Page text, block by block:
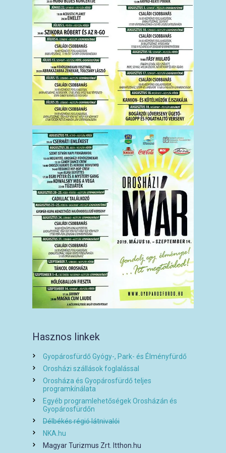
Hasznos linkek
Gyopárosfürdő Gyógy-, Park- és Élményfürdő
Orosházi szállások foglalással
Orosháza és Gyopárosfürdő teljes
programkínálata
Egyéb programlehetőségek Orosházán és
Gyopárosfürdőn
Délbékés régió látnivalói
NKA.hu
Magyar Turizmus Zrt. Itthon.hu